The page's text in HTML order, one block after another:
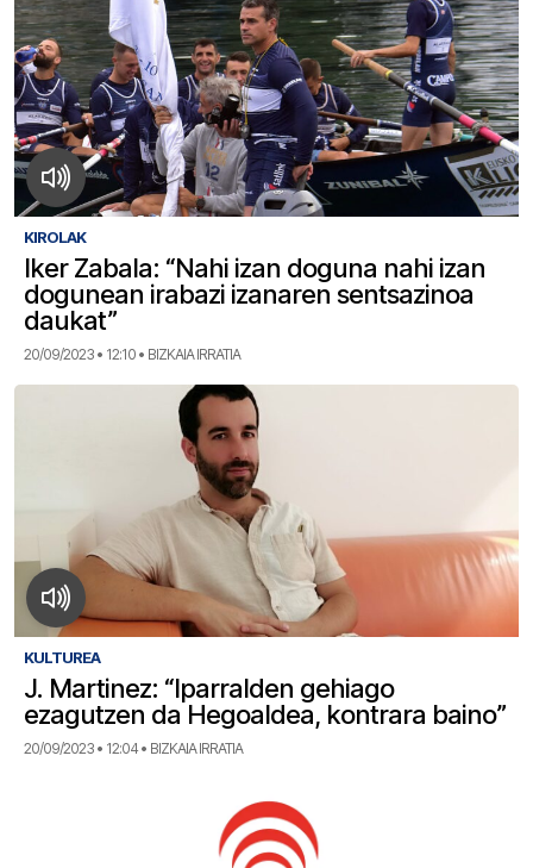
KIROLAK
Iker Zabala: “Nahi izan doguna nahi izan
dogunean irabazi izanaren sentsazinoa
daukat”
20/09/2023 • 12:10 • BIZKAIA IRRATIA
KULTUREA
J. Martinez: “Iparralden gehiago
ezagutzen da Hegoaldea, kontrara baino”
20/09/2023 • 12:04 • BIZKAIA IRRATIA